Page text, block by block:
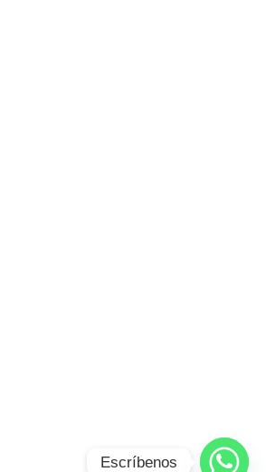
Escríbenos